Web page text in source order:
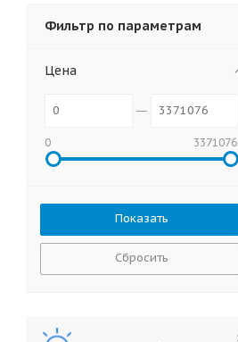
Фильтр по параметрам
Цена
0 3371076
Сбросить